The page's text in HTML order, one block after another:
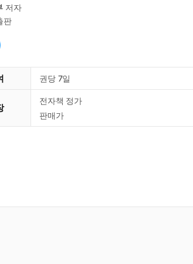
저자
판
권당 7일
전자책 정가
판매가